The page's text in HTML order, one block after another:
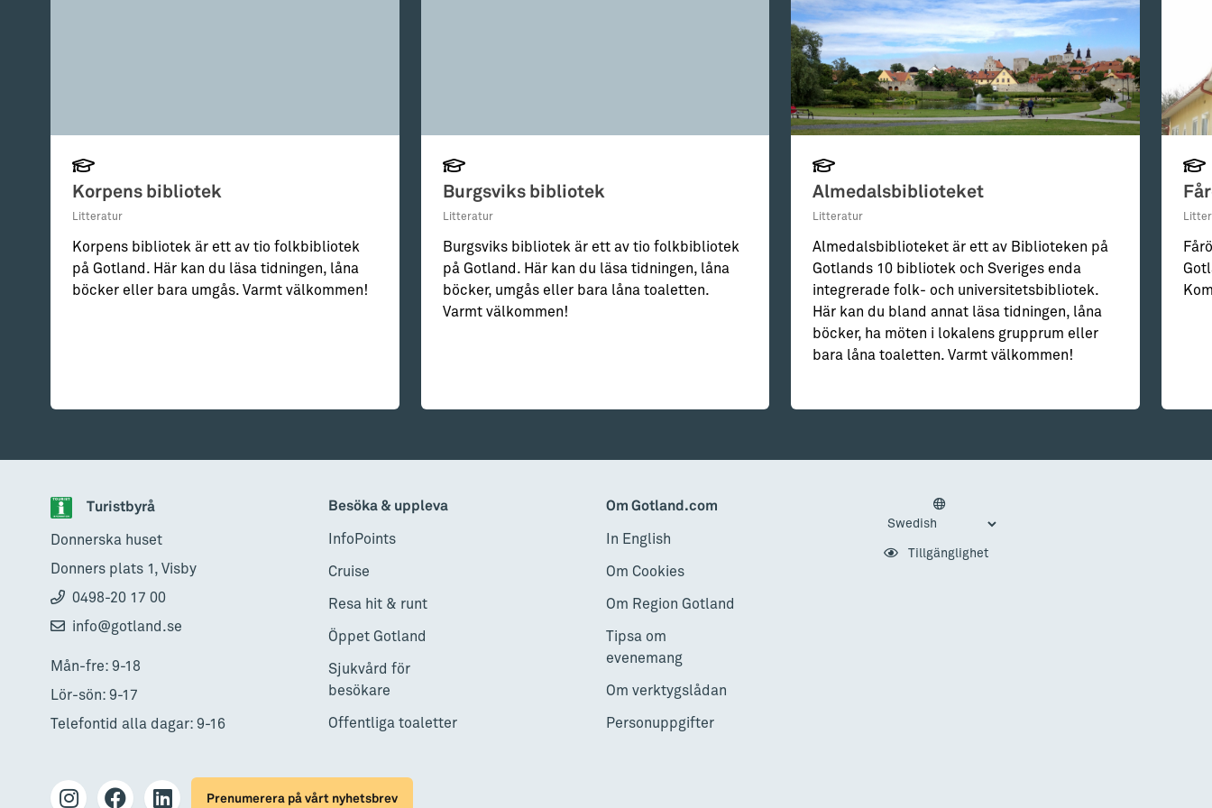
Korpens bibliotek
Litteratur
Korpens bibliotek är ett av tio folkbibliotek
på Gotland. Här kan du läsa tidningen, låna
böcker eller bara umgås. Varmt välkommen!
Burgsviks bibliotek
Litteratur
Burgsviks bibliotek är ett av tio folkbibliotek
på Gotland. Här kan du läsa tidningen, låna
böcker, umgås eller bara låna toaletten.
Varmt välkommen!
Almedalsbiblioteket
Litteratur
Almedalsbiblioteket är ett av Biblioteken på
Gotlands 10 bibliotek och Sveriges enda
integrerade folk- och universitetsbibliotek.
Här kan du bland annat läsa tidningen, låna
böcker, ha möten i lokalens grupprum eller
bara låna toaletten. Varmt välkommen!
Turistbyrå
Donnerska huset
Donners plats 1, Visby
0498-20 17 00
info@gotland.se
Mån-fre: 9-18
Lör-sön: 9-17
Telefontid alla dagar: 9-16
Besöka & uppleva
InfoPoints
Cruise
Resa hit & runt
Öppet Gotland
Sjukvård för
besökare
Offentliga toaletter
Om Gotland.com
In English
Om Cookies
Om Region Gotland
Tipsa om
evenemang
Om verktygslådan
Personuppgifter
Tillgänglighet
Prenumerera på vårt nyhetsbrev